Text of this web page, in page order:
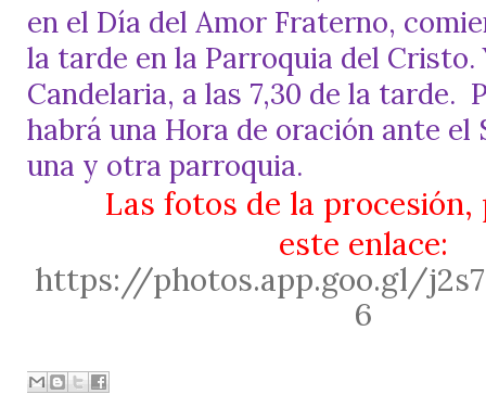
en el Día del Amor Fraterno,
la tarde en la Parroquia del Cristo.
Candelaria, a las 7,30 de la tarde.
habrá una Hora de oración ante el
una y otra parroquia.
Las fotos de la procesión,
este enlace:
https://photos.app.goo.gl/
6